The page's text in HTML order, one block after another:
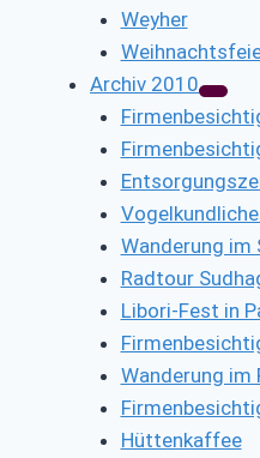
Weyher
Archiv 2010
Wanderung im
Radtour
Libori-Fest in
Wanderung im
Hüttenkaffee